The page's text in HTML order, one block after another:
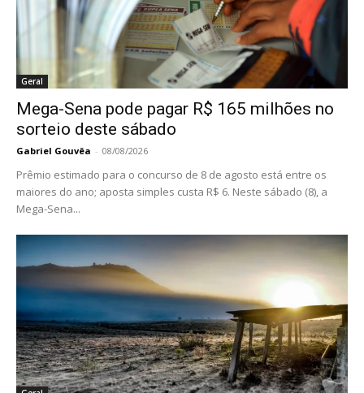
Geral
Mega-Sena pode pagar R$ 165 milhões no
sorteio deste sábado
Gabriel Gouvêa - 08/08/2026
Prêmio estimado para o concurso de 8 de agosto está entre os
maiores do ano; aposta simples custa R$ 6. Neste sábado (8), a
Mega-Sena...